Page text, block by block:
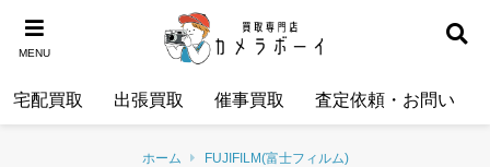
MENU
宅配買取 出張買取 催事買取 査定依頼・お問い合
ホーム FUJIFILM(富士フィルム)